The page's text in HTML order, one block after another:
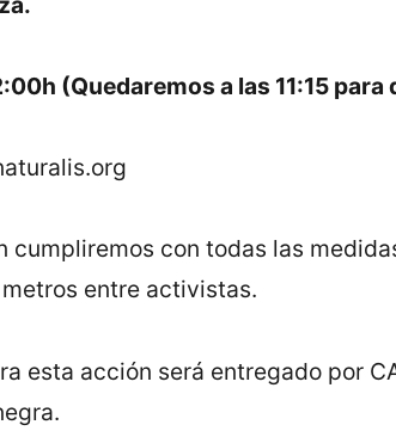
(Quedaremos a las 11:15
cumpliremos con todas las
entre activistas.
esta acción será entregado por